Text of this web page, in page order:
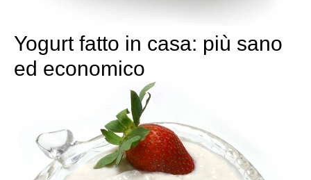
Yogurt fatto in casa: più sano
ed economico